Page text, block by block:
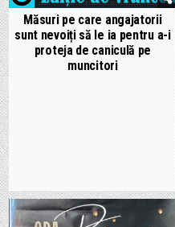
Măsuri pe care angajatorii
sunt nevoiți să le ia pentru a-i
proteja de caniculă pe
muncitori